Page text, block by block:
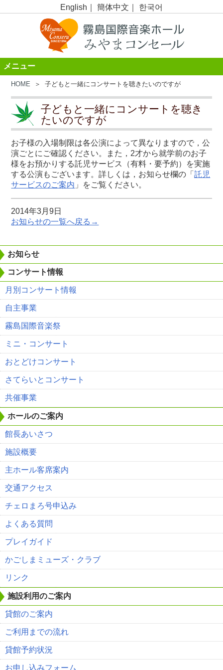
English 簡体中文 한국어
メニュー
HOME ＞ 子どもと一緒にコンサートを聴きたいのですが
子どもと一緒にコンサートを聴き
たいのですが
お子様の入場制限は各公演によって異なりますので，公
演ごとにご確認ください。また，2才から就学前のお子
様をお預かりする託児サービス（有料・要予約）を実施
する公演もございます。詳しくは，お知らせ欄の「託児
サービスのご案内 」をご覧ください。
2014年3月9日
お知らせの一覧へ戻る→
お知らせ
コンサート情報
月別コンサート情報
自主事業
霧島国際音楽祭
ミニ・コンサート
おとどけコンサート
さてらいとコンサート
共催事業
ホールのご案内
館長あいさつ
施設概要
主ホール客席案内
交通アクセス
チェロまろ号申込み
よくある質問
プレイガイド
かごしまミューズ・クラブ
リンク
施設利用のご案内
貸館のご案内
ご利用までの流れ
貸館予約状況
お申し込みフォーム